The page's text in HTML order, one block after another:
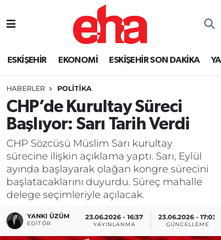
ESKİŞEHİR EKONOMİ ESKİŞEHİR SON DAKİKA
HABERLER POLİTİKA
CHP’de Kurultay Süreci
Başlıyor: Sarı Tarih Verdi
CHP Sözcüsü Müslim Sarı kurultay
sürecine ilişkin açıklama yaptı. Sarı, Eylül
ayında başlayarak olağan kongre sürecini
başlatacaklarını duyurdu. Süreç mahalle
delege seçimleriyle açılacak.
YANKI ÜZÜM
EDITÖR
23.06.2026 - 16:37
YAYINLANMA
23.06.2026 - 17:03
GÜNCELLEME